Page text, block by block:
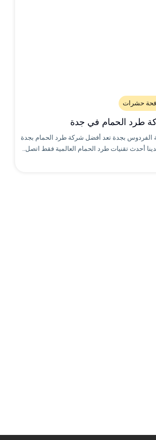
حشرات
طرد الحمام في جدة
الفردوس بجدة تعد أفضل شركة طرد الحمام بجدة
لدينا أحدث تقنيات طرد الحمام العالمية فقط اتصل..